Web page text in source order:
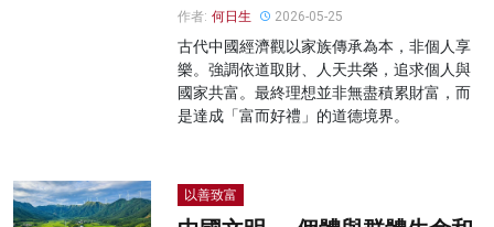
作者: 何日生 2026-05-25
古代中國經濟觀以家族傳承為本，非個人享
樂。強調依道取財、人天共榮，追求個人與
國家共富。最終理想並非無盡積累財富，而
是達成「富而好禮」的道德境界。
以善致富